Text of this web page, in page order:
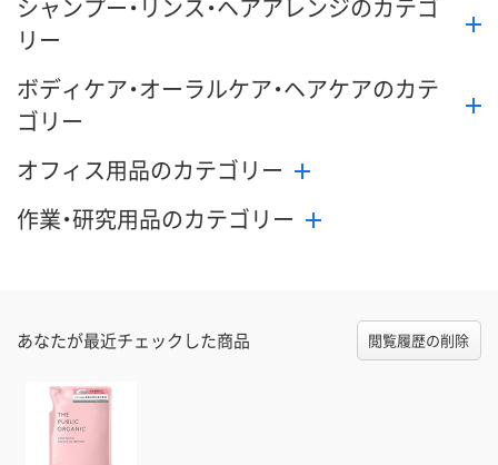
シャンプー・リンス・ヘアアレンジのカテゴ
リー
ボディケア・オーラルケア・ヘアケアのカテ
ゴリー
オフィス用品のカテゴリー
作業・研究用品のカテゴリー
あなたが最近チェックした商品 閲覧履歴の削除